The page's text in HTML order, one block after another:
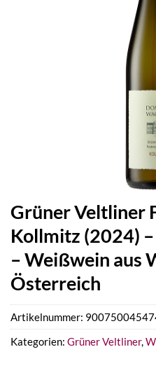
Grüner Veltliner
Kollmitz (2024)
– Weißwein aus
Österreich
Artikelnummer:
Kategorien: Grüner Veltliner,